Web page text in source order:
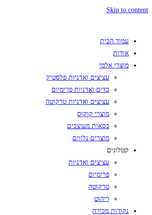
Skip to content
עמוד הבית
אודות
מוצרי אלמי
עציצים ואדניות פלסטיק
כדים ואדניות פרימיום
עציצים ואדניות טרקוטה
מוצרי קוקוס
כסאות מעוצבים
מוצרים נלווים
קטלוגים
עציצים ואדניות
פרימיום
טרקוטה
ריהוט
נקודות מכירה